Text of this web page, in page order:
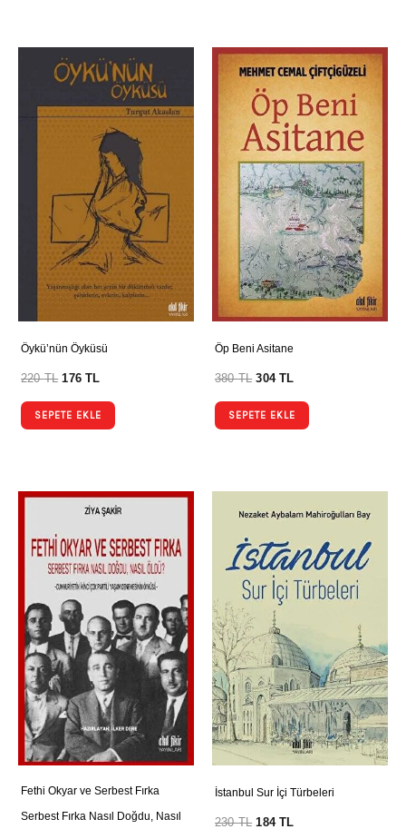
Öykü’nün Öyküsü
220TL 176TL
SEPETE EKLE
Öp Beni Asitane
380TL 304TL
SEPETE EKLE
Fethi Okyar ve Serbest Fırka
Serbest Fırka Nasıl Doğdu, Nasıl
İstanbul Sur İçi Türbeleri
230TL 184TL